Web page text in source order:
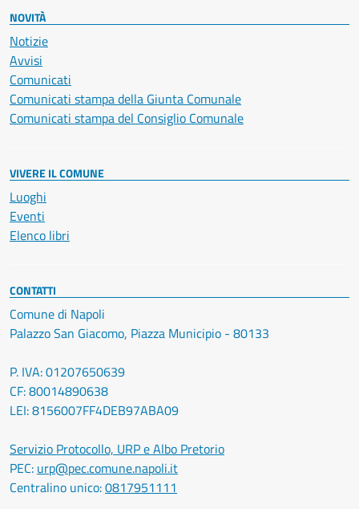
NOVITÀ
Notizie
Avvisi
Comunicati
Comunicati stampa della Giunta Comunale
Comunicati stampa del Consiglio Comunale
VIVERE IL COMUNE
Luoghi
Eventi
Elenco libri
CONTATTI
Comune di Napoli
Palazzo San Giacomo, Piazza Municipio - 80133
P. IVA: 01207650639
CF: 80014890638
LEI: 8156007FF4DEB97ABA09
Servizio Protocollo, URP e Albo Pretorio
PEC: urp@pec.comune.napoli.it
Centralino unico:0817951111